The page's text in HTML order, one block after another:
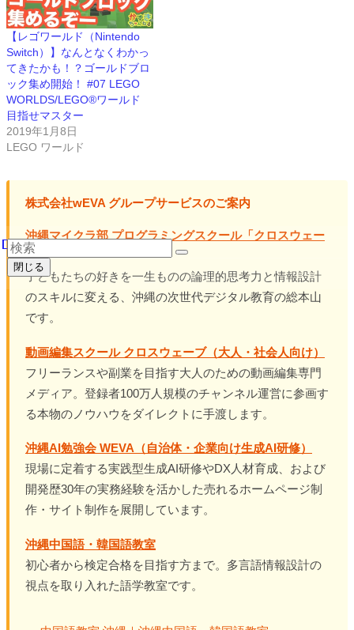
【レゴワールド（Nintendo
Switch）】なんとなくわかっ
てきたかも！？ゴールドブロ
ック集め開始！ #07 LEGO
WORLDS/LEGO®ワールド
目指せマスター
2019年1月8日
LEGO ワールド
株式会社wEVA グループサービスのご案内
沖縄マイクラ部 プログラミングスクール「クロスウェー
ブ」
子どもたちの好きを一生ものの論理的思考力と情報設計
のスキルに変える、沖縄の次世代デジタル教育の総本山
です。
動画編集スクール クロスウェーブ（大人・社会人向け）
フリーランスや副業を目指す大人のための動画編集専門
メディア。登録者100万人規模のチャンネル運営に参画す
る本物のノウハウをダイレクトに手渡します。
沖縄AI勉強会 WEVA（自治体・企業向け生成AI研修）
現場に定着する実践型生成AI研修やDX人材育成、および
開発歴30年の実務経験を活かした売れるホームページ制
作・サイト制作を展開しています。
沖縄中国語・韓国語教室
初心者から検定合格を目指す方まで。多言語情報設計の
視点を取り入れた語学教室です。
閉じる